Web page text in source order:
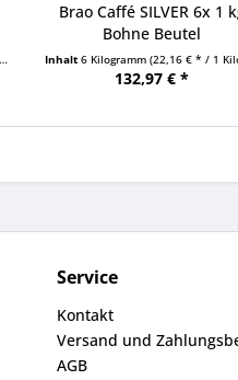
Brao Caffé SILVER 6x 1
Bohne Beutel
Inhalt 6 Kilogramm (22,16 € * / 1
132,97 € *
Service
Kontakt
Versand und
AGB